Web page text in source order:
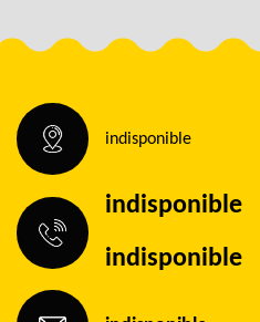
indisponible
indisponible
indisponible